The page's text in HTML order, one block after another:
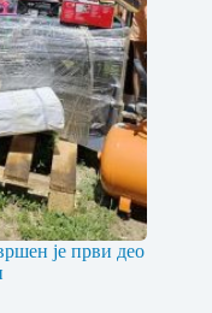
је први део